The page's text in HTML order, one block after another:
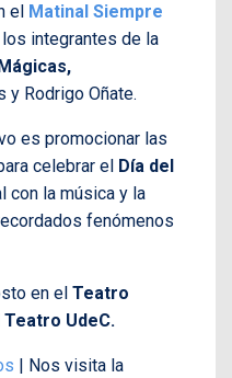
el Matinal Siempre
integrantes de la
y Rodrigo Oñate.
es promocionar las
celebrar el Día del
con la música y la
fenómenos
en el Teatro
Teatro UdeC.
| Nos visita la